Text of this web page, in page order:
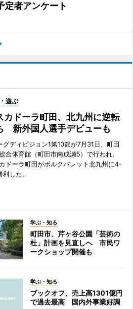
者アンケート
遊ぶ
カドーラ町田、北九州に逆転
新外国人選手デビューも
グディビジョン1第10節が7月31日、町田
合体育館（町田市南成瀬5）で行われ、
ドーラ町田がボルクバレット北九州に4-
した。
学ぶ・知る
町田市、芹ヶ谷公園「芸術の
杜」計画を見直しへ 市民ワ
ークショップ開催も
学ぶ・知る
ブックオフ、売上高1301億円
で過去最高 国内外事業好調